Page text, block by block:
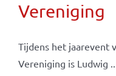
Vereniging
Tijdens het jaarevent
Vereniging is Ludwig